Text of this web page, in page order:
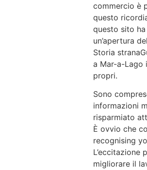
commercio è
questo
questo sito
un’apertura
Storia
a Mar-a-Lago
propri.
Sono
informazioni
risparmiato
È ovvio che
recognising
migliorare il